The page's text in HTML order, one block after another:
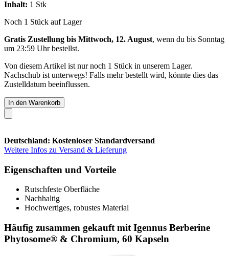
Inhalt: 1 Stk
Noch 1 Stück auf Lager
Gratis Zustellung bis Mittwoch, 12. August, wenn du bis Sonntag
um 23:59 Uhrbestellst.
Von diesem Artikel ist nur noch 1 Stück in unserem Lager.
Nachschub ist unterwegs! Falls mehr bestellt wird, könnte dies das
Zustelldatum beeinflussen.
In den Warenkorb
Deutschland: Kostenloser Standardversand
Weitere Infos zu Versand & Lieferung
Eigenschaften und Vorteile
Rutschfeste Oberfläche
Nachhaltig
Hochwertiges, robustes Material
Häufig zusammen gekauft mit Igennus Berberine
Phytosome® & Chromium, 60 Kapseln